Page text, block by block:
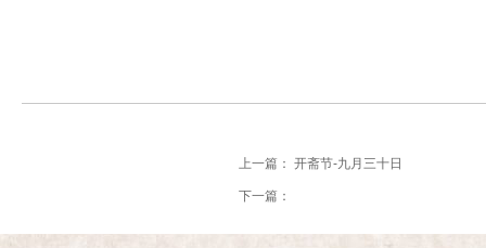
上一篇： 开斋节-九月三十日
下一篇：